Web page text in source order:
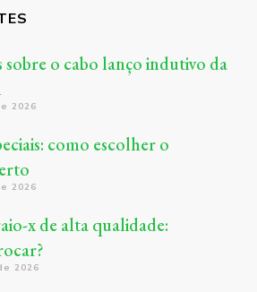
sobre o cabo lanço indutivo da
2026
como escolher o
2026
x de alta qualidade:
2026